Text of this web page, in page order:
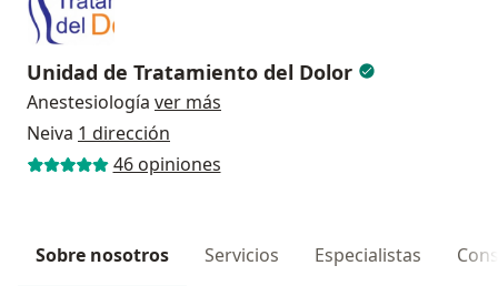
Unidad de Tratamiento del Dolor
Anestesiología ver más
Neiva 1 dirección
46 opiniones
Sobre nosotros Servicios Especialistas